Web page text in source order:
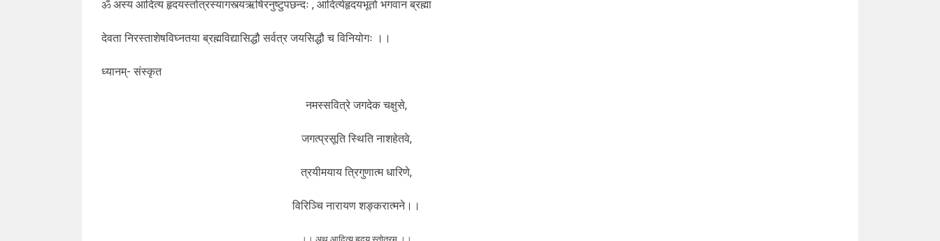
ॐ अस्य आदित्य हृदयस्तोत्रस्यागस्त्यऋषिरनुष्टुपछन्दः , आदित्येहृदयभूतो भगवान ब्रह्मा
देवता निरस्ताशेषविघ्नतया ब्रह्मविद्यासिद्धौ सर्वत्र जयसिद्धौ च विनियोगः ।।
ध्यानम्- संस्कृत
नमस्सवित्रे जगदेक चक्षुसे,
जगत्प्रसूति स्थिति नाशहेतवे,
त्रयीमयाय त्रिगुणात्म धारिणे,
विरिञ्चि नारायण शङ्करात्मने।।